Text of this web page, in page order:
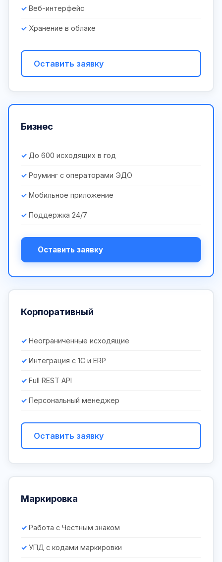
Веб-интерфейс
Хранение в облаке
Оставить заявку
Бизнес
До 600 исходящих в год
Роуминг с операторами ЭДО
Мобильное приложение
Поддержка 24/7
Оставить заявку
Корпоративный
Неограниченные исходящие
Интеграция с 1С и ERP
Full REST API
Персональный менеджер
Оставить заявку
Маркировка
Работа с Честным знаком
УПД с кодами маркировки